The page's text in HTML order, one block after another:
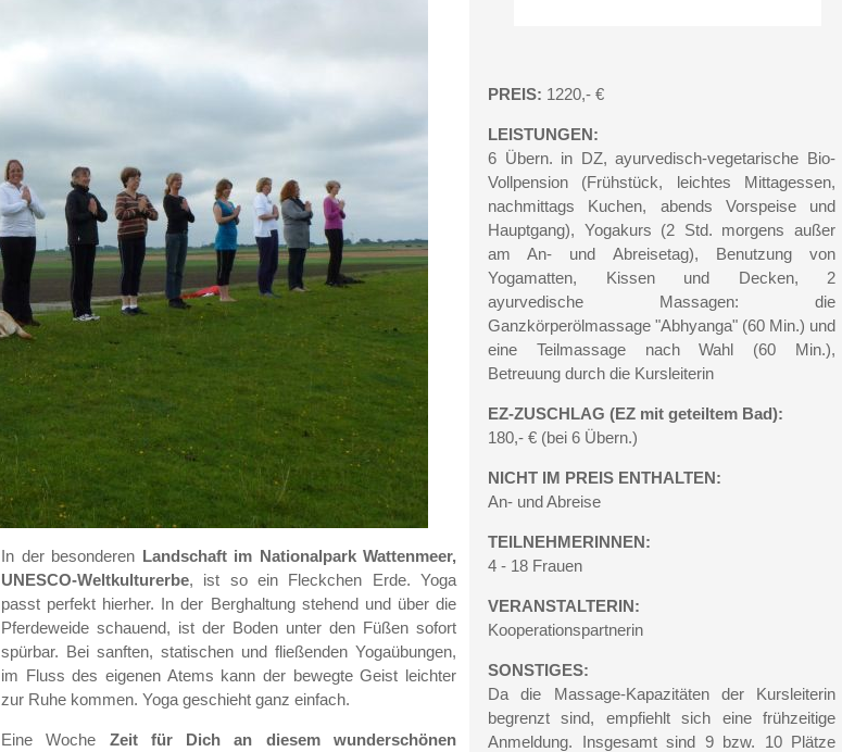
In der besonderen Landschaft im Nationalpark Wattenmeer,
UNESCO-Weltkulturerbe, ist so ein Fleckchen Erde. Yoga
passt perfekt hierher. In der Berghaltung stehend und über die
Pferdeweide schauend, ist der Boden unter den Füßen sofort
spürbar. Bei sanften, statischen und fließenden Yogaübungen,
im Fluss des eigenen Atems kann der bewegte Geist leichter
zur Ruhe kommen. Yoga geschieht ganz einfach.
Eine Woche Zeit für Dich
an diesem wunderschönen
PREIS: 1220,- €
LEISTUNGEN:
6 Übern. in DZ, ayurvedisch-vegetarische Bio-
Vollpension (Frühstück, leichtes Mittagessen,
nachmittags Kuchen, abends Vorspeise und
Hauptgang), Yogakurs (2 Std. morgens außer
am An- und Abreisetag), Benutzung von
Yogamatten, Kissen und Decken, 2
ayurvedische Massagen: die
Ganzkörperölmassage "Abhyanga" (60 Min.) und
eine Teilmassage nach Wahl (60 Min.),
Betreuung durch die Kursleiterin
EZ-ZUSCHLAG (EZ mit geteiltem Bad):
180,- € (bei 6 Übern.)
NICHT IM PREIS ENTHALTEN:
An- und Abreise
TEILNEHMERINNEN:
4 - 18 Frauen
VERANSTALTERIN:
Kooperationspartnerin
SONSTIGES:
Da die Massage-Kapazitäten der Kursleiterin
begrenzt sind, empfiehlt sich eine frühzeitige
Anmeldung. Insgesamt sind 9 bzw. 10 Plätze